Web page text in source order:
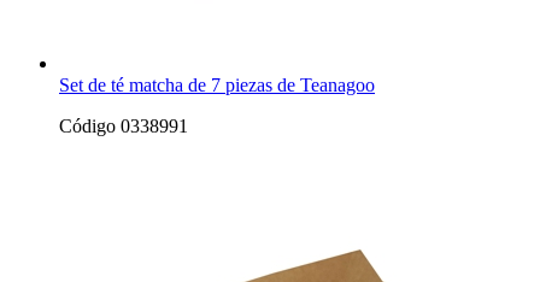
Set de té matcha de 7 piezas de Teanagoo
Código 0338991